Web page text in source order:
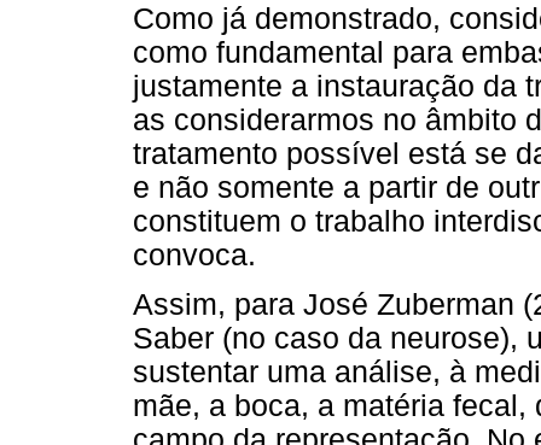
Como já demonstrado,
como fundamental para
justamente a instauração da
as considerarmos no âmbito
tratamento possível está se
e não somente a partir de
constituem o trabalho
convoca.
Assim, para José Zuberman
Saber (no caso da neurose),
sustentar uma análise, à
mãe, a boca, a matéria